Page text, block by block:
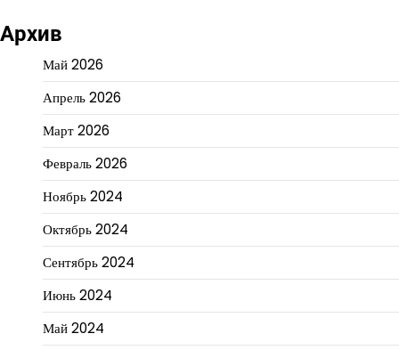
Архив
Май 2026
Апрель 2026
Март 2026
Февраль 2026
Ноябрь 2024
Октябрь 2024
Сентябрь 2024
Июнь 2024
Май 2024